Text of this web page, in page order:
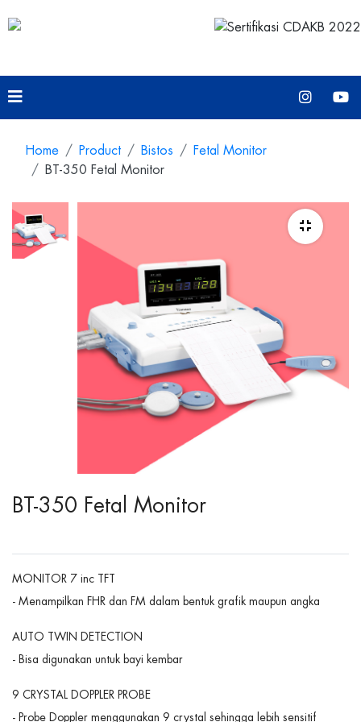
Home Product Bistos
Fetal Monitor
BT-350 Fetal Monitor
BT-350 Fetal Monitor
MONITOR 7 inc TFT
- Menampilkan FHR dan FM dalam bentuk grafik maupun angka
AUTO TWIN DETECTION
- Bisa digunakan untuk bayi kembar
9 CRYSTAL DOPPLER PROBE
- Probe Doppler menggunakan 9 crystal sehingga lebih sensitif